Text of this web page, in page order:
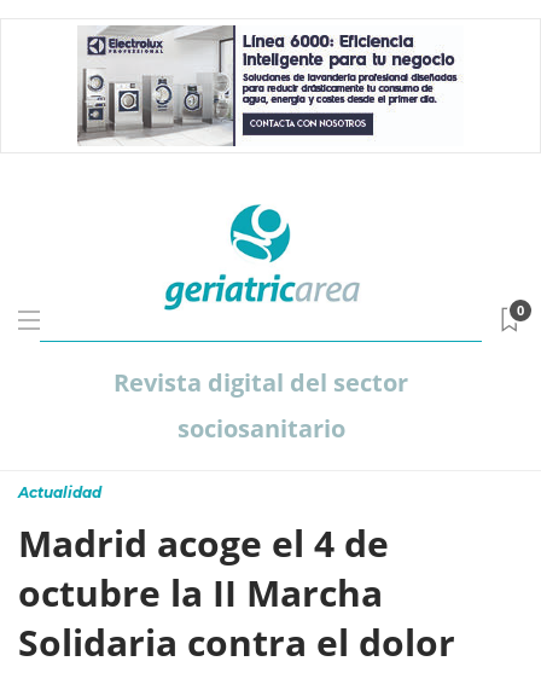
Revista digital del sector
sociosanitario
0
Actualidad
Madrid acoge el 4 de
octubre la II Marcha
Solidaria contra el dolor